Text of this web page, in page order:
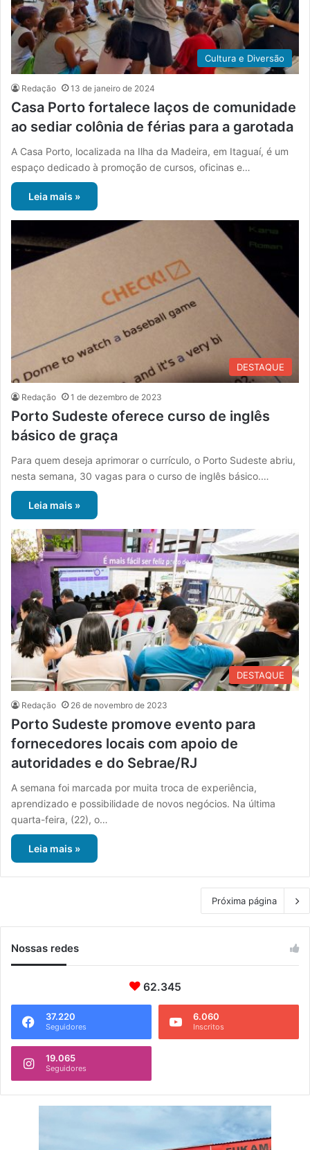
Cultura e Diversão
Redação 13 de janeiro de 2024
Casa Porto fortalece laços de comunidade
ao sediar colônia de férias para a garotada
A Casa Porto, localizada na Ilha da Madeira, em Itaguaí, é um
espaço dedicado à promoção de cursos, oficinas e…
Leia mais »
DESTAQUE
Redação 1 de dezembro de 2023
Porto Sudeste oferece curso de inglês
básico de graça
Para quem deseja aprimorar o currículo, o Porto Sudeste abriu,
nesta semana, 30 vagas para o curso de inglês básico.…
Leia mais »
DESTAQUE
Redação 26 de novembro de 2023
Porto Sudeste promove evento para
fornecedores locais com apoio de
autoridades e do Sebrae/RJ
A semana foi marcada por muita troca de experiência,
aprendizado e possibilidade de novos negócios. Na última
quarta-feira, (22), o…
Leia mais »
Próxima página
Nossas redes
62.345
37.220
Seguidores
6.060
Inscritos
19.065
Seguidores